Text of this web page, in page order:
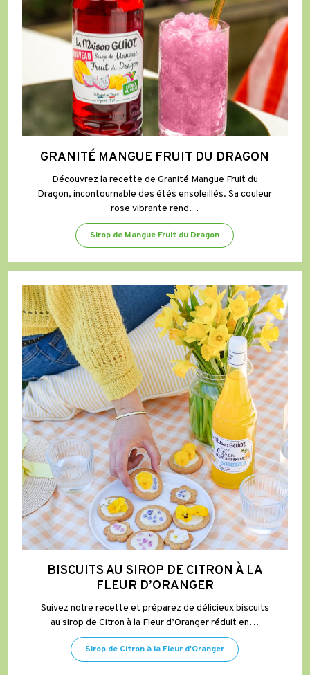
GRANITÉ MANGUE FRUIT DU DRAGON
Découvrez la recette de Granité Mangue Fruit du
Dragon, incontournable des étés ensoleillés. Sa couleur
rose vibrante rend…
Sirop de Mangue Fruit du Dragon
Biscuits
au
Sirop
de
Citron
à
la
Fleur
d’Oranger
BISCUITS AU SIROP DE CITRON À LA
FLEUR D’ORANGER
Suivez notre recette et préparez de délicieux biscuits
au sirop de Citron à la Fleur d’Oranger réduit en…
Sirop de Citron à la Fleur d'Oranger